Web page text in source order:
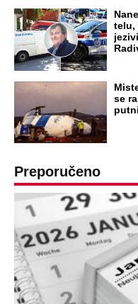
OD NAVODNOG HEROJA DO
GENERAL IVAN
HRVATI GA
UBIJAO!